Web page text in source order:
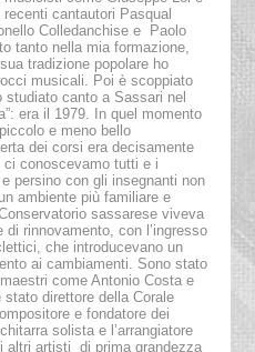
cantautori Pasqual
Colledanchise e Paolo
tanto nella mia formazione,
tradizione popolare ho
musicali. Poi è scoppiato
studiato canto a Sassari nel
era il 1979. In quel momento
e meno bello
dei corsi era decisamente
conoscevamo tutti e i
persino con gli insegnanti non
ambiente più familiare e
sassarese viveva
rinnovamento, con l’ingresso
che introducevano un
ai cambiamenti. Sono stato
come Antonio Costa e
direttore della Corale
e fondatore dei
solista e l’arrangiatore
altri artisti di prima grandezza